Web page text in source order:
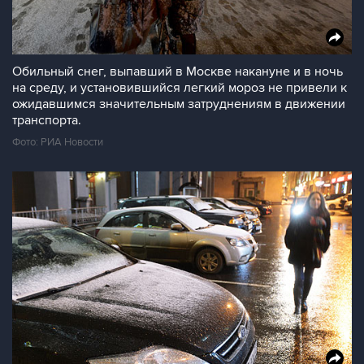
Обильный снег, выпавший в Москве накануне и в ночь
на среду, и установившийся легкий мороз не привели к
ожидавшимся значительным затруднениям в движении
транспорта.
Фото: РИА Новости